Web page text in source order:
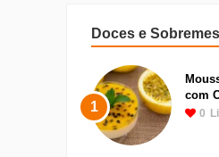
Doces e
1
com
0